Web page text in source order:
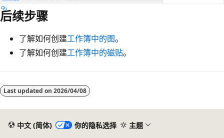
后续步骤
了解如何创建工作簿中的图。
了解如何创建工作簿中的磁贴。
Last updated on 2026/04/08
中文 (简体) 你的隐私选择 主题